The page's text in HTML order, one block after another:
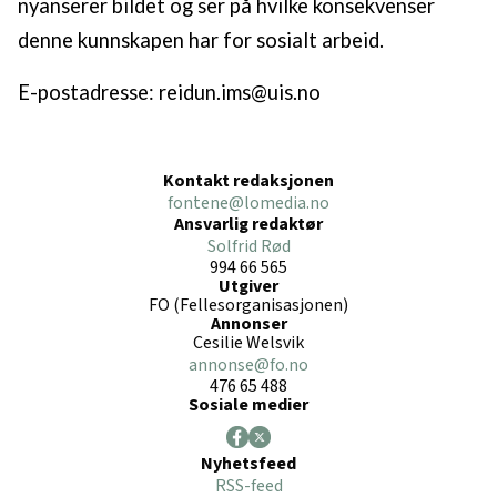
nyanserer bildet og ser på hvilke konsekvenser
denne kunnskapen har for sosialt arbeid.
E-postadresse: reidun.ims@uis.no
Kontakt redaksjonen
fontene@lomedia.no
Ansvarlig redaktør
Solfrid Rød
994 66 565
Utgiver
FO (Fellesorganisasjonen)
Annonser
Cesilie Welsvik
annonse@fo.no
476 65 488
Sosiale medier
Nyhetsfeed
RSS-feed